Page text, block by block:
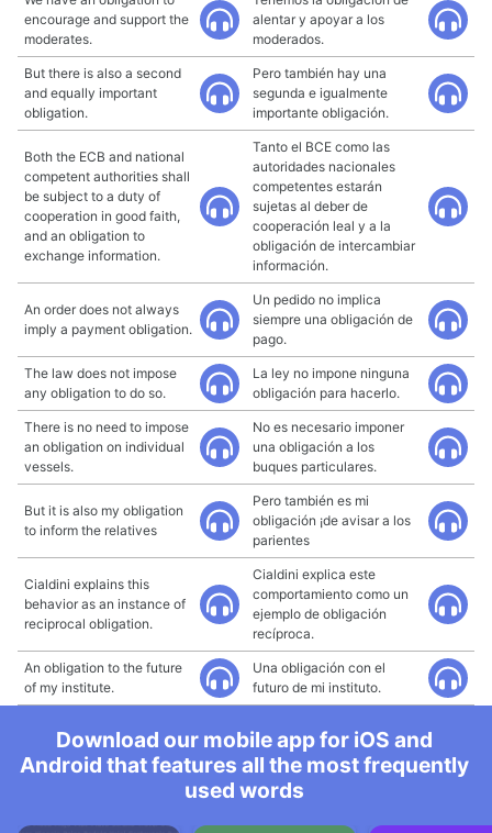
encourage and support the
moderates.
alentar y apoyar a los
moderados.
But there is also a second
and equally important
obligation.
Pero también hay una
segunda e igualmente
importante obligación.
Both the ECB and national
competent authorities shall
be subject to a duty of
cooperation in good faith,
and an obligation to
exchange information.
Tanto el BCE como las
autoridades nacionales
competentes estarán
sujetas al deber de
cooperación leal y a la
obligación de intercambiar
información.
An order does not always
imply a payment obligation.
Un pedido no implica
siempre una obligación de
pago.
The law does not impose
any obligation to do so.
La ley no impone ninguna
obligación para hacerlo.
There is no need to impose
an obligation on individual
vessels.
No es necesario imponer
una obligación a los
buques particulares.
But it is also my obligation
to inform the relatives
Pero también es mi
obligación ¡de avisar a los
parientes
Cialdini explains this
behavior as an instance of
reciprocal obligation.
Cialdini explica este
comportamiento como un
ejemplo de obligación
recíproca.
An obligation to the future
of my institute.
Una obligación con el
futuro de mi instituto.
Download our mobile app for iOS and
Android that features all the most frequently
used words